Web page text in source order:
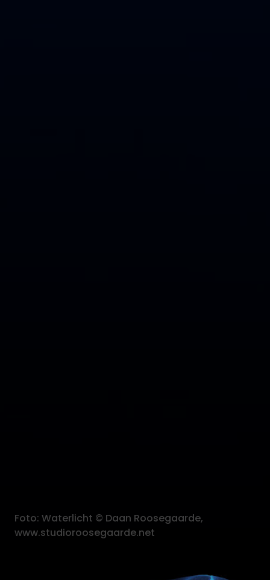
Foto: Waterlicht © Daan Roosegaarde,
www.studioroosegaarde.net